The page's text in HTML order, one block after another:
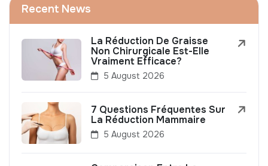
Recent News
La Réduction De Graisse
Non Chirurgicale Est-Elle
Vraiment Efficace?
5 August 2026
7 Questions Fréquentes Sur
La Réduction Mammaire
5 August 2026